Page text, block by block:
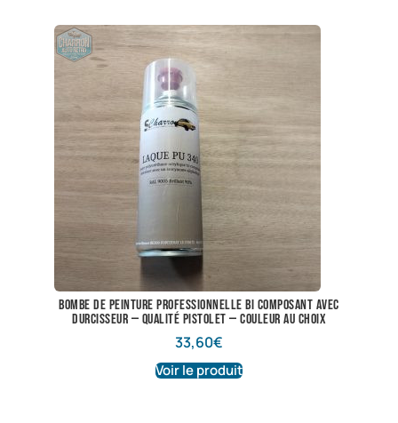
Bombe de peinture professionnelle bi composant avec
durcisseur — qualité pistolet — couleur au choix
33,60€
Voir le produit